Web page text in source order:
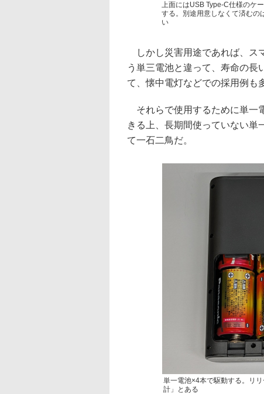
上面にはUSB Type-C仕様のケ
する。別途用意しなくて済むの
い
しかし災害用途であれば、ス
う単三電池と違って、寿命の長
て、懐中電灯などでの採用例も
それらで使用するために単一
きる上、長期間使っていない単
て一石二鳥だ。
単一電池×4本で駆動する。リ
計」とある